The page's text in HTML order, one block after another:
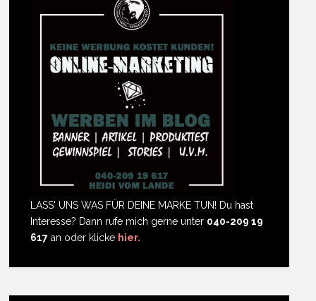
LASS' UNS WAS FÜR DEINE MARKE TUN! Du hast
Interesse? Dann rufe mich gerne unter 040-209 19
617 an oder klicke hier.